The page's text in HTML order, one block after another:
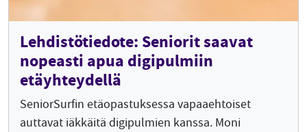
Lehdistötiedote: Seniorit saavat
nopeasti apua digipulmiin
etäyhteydellä
SeniorSurfin etäopastuksessa vapaaehtoiset
auttavat iäkkäitä digipulmien kanssa. Moni